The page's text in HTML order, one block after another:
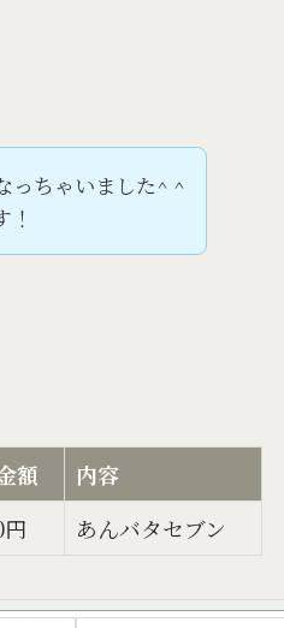
っちゃいました^ ^
額
内容
あんバタセブン